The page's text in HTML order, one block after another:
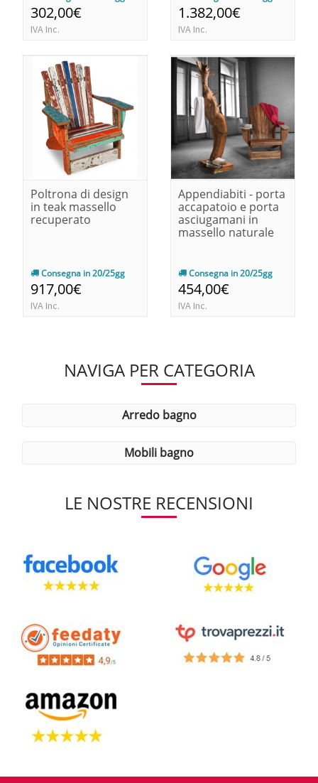
302,00€
IVA Inc.
1.382,00€
IVA Inc.
Poltrona di design
in teak massello
recuperato
Consegna in 20/25gg
917,00€
IVA Inc.
Appendiabiti - porta
accapatoio e porta
asciugamani in
massello naturale
Consegna in 20/25gg
454,00€
IVA Inc.
NAVIGA PER CATEGORIA
arredo bagno
mobili bagno
LE NOSTRE RECENSIONI